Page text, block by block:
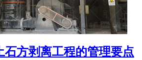
石方剥离工程的管理要点